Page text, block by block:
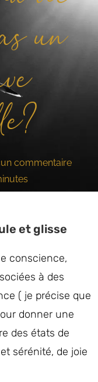
un
commentaire
et glisse
conscience,
à des
( je précise que
donner une
des états de
sérénité, de joie